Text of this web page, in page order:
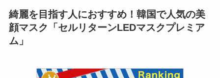
綺麗を目指す人におすすめ！韓国で人気の美
顔マスク「セルリターンLEDマスクプレミア
ム」